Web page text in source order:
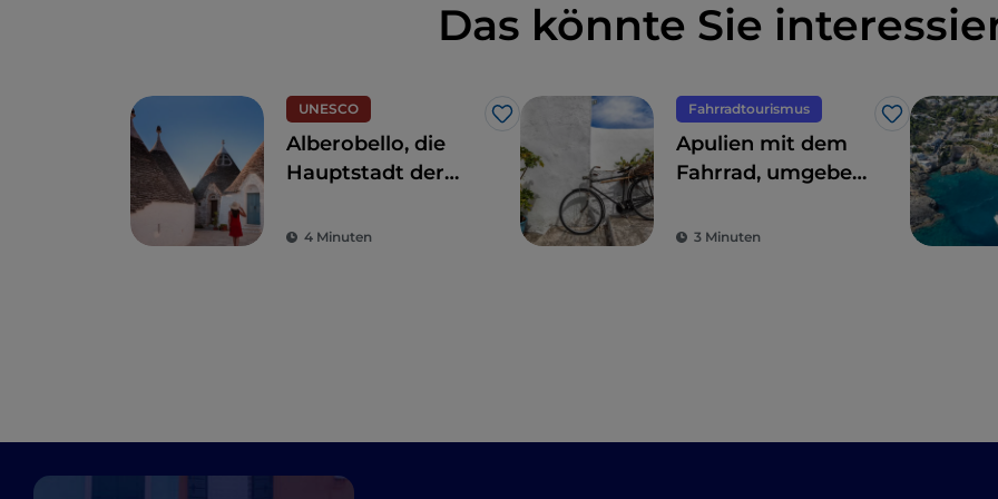
Das könnte Sie
UNESCO
Like
Alberobello, die
Hauptstadt der
einer
4 Minuten
Fahrradtourismus
Like
Apulien mit dem
Fahrrad, umgeben
Olivenbäumen und
3 Minuten